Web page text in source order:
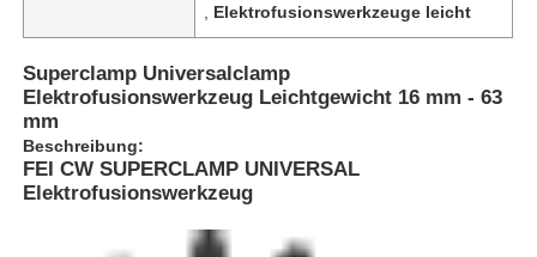
Elektrofusionswerkzeuge leicht
Superclamp Universalclamp
Elektrofusionswerkzeug Leichtgewicht 16 mm - 63
mm
Beschreibung:
FEI CW SUPERCLAMP UNIVERSAL
Elektrofusionswerkzeug